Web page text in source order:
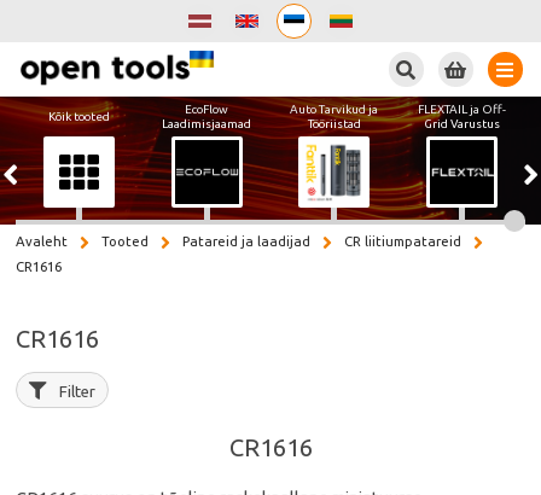
Kõik tooted
EcoFlow
Laadimisjaamad
Auto Tarvikud ja
Tööriistad
FLEXTAIL ja Off-
Grid Varustus
Avaleht Tooted Patareid ja laadijad
CR liitiumpatareid
CR1616
CR1616
Filter
CR1616